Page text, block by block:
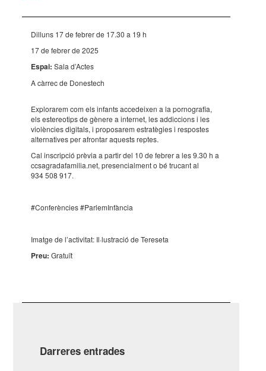
Dilluns 17 de febrer de 17.30 a 19 h
17 de febrer de 2025
Espai: Sala d’Ac­tes
A càrrec de Dones­tech
Explo­ra­rem com els infants acce­dei­xen a la porno­gra­fia,
els este­re­o­tips de gènere a inter­net, les addic­ci­ons i les
violèn­cies digi­tals, i propo­sa­rem estra­tè­gies i respos­tes
alter­na­ti­ves per afron­tar aquests reptes.
Cal inscrip­ció prèvia a partir del 10 de febrer a les 9.30 h a
ccsa­gra­da­fa­mi­lia.net, presen­ci­al­ment o bé trucant al
934 508 917.
#Confe­rèn­cies #Parle­mIn­fàn­cia
Imatge de l’ac­ti­vi­tat: Il·lus­tra­ció de Tere­seta
Preu: Gratuït
Darreres entrades